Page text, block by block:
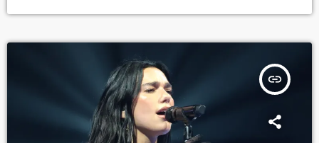
Емма, яку вербує французька […]
insert_link